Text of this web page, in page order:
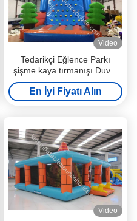
Video
Tedarikçi Eğlence Parkı
şişme kaya tırmanışı Duvar
Spor Oyunları Çam ağaçları
ile
En İyi Fiyatı Alın
Video